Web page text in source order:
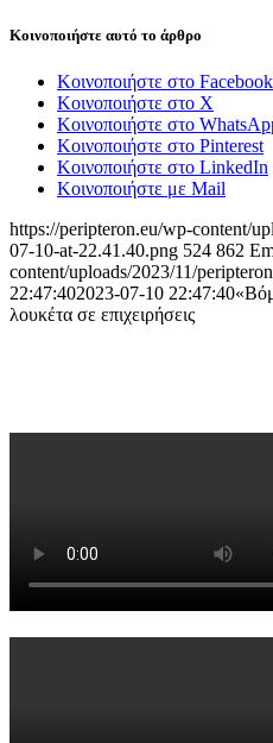
Κοινοποιήστε αυτό το άρθρο
Κοινοποιήστε στο Facebook
Κοινοποιήστε στο X
Κοινοποιήστε στο
Κοινοποιήστε στο Pinterest
Κοινοποιήστε στο LinkedIn
Κοινοποιήστε με Mail
https://peripteron.eu/wp-content/
07-10-at-22.41.40.png 524 862
content/uploads/2023/11/
22:47:402023-07-10 22:47:40
λουκέτα σε επιχειρήσεις